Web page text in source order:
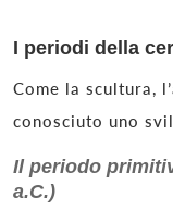
I periodi della
Come la scultura,
conosciuto uno
Il periodo
a.C.)